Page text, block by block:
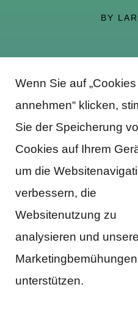
BY
About
MITGLIEDSCHAFT
HÄUFIGE FRAGEN
KONTAKT
IMPRESSUM
Wenn Sie auf „Cookies
annehmen“ klicken,
Sie der Speicherung
Cookies auf Ihrem
um die
verbessern, die
Websitenutzung zu
analysieren und unsere
unterstützen.